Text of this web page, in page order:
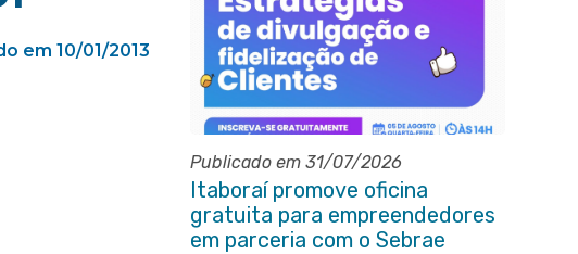
em 10/01/2013
Publicado em 31/07/2026
Itaboraí promove oficina
gratuita para empreendedores
em parceria com o Sebrae